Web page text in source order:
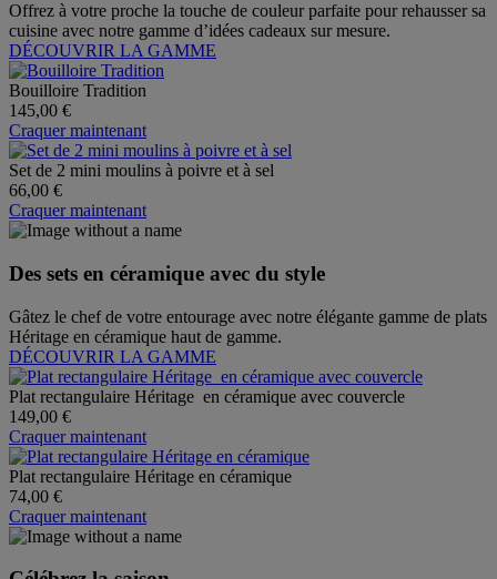
Offrez à votre proche la touche de couleur parfaite pour rehausser sa
cuisine avec notre gamme d’idées cadeaux sur mesure.
DÉCOUVRIR LA GAMME
Bouilloire Tradition
145,00 €
Craquer maintenant
Set de 2 mini moulins à poivre et à sel
66,00 €
Craquer maintenant
Des sets en céramique avec du style
Gâtez le chef de votre entourage avec notre élégante gamme de plats
Héritage en céramique haut de gamme.
DÉCOUVRIR LA GAMME
Plat rectangulaire Héritage en céramique avec couvercle
149,00 €
Craquer maintenant
Plat rectangulaire Héritage en céramique
74,00 €
Craquer maintenant